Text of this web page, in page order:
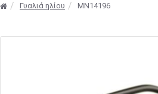
Γυαλιά ηλίου MN14196